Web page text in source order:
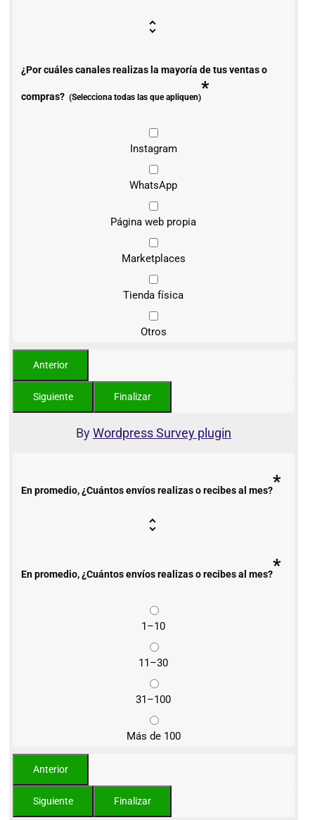
¿Por cuáles canales realizas la mayoría de tus ventas o
compras? (Selecciona todas las que apliquen)*
Instagram
WhatsApp
Página web propia
Marketplaces
Tienda física
Otros
ByWordpress Survey plugin
En promedio, ¿Cuántos envíos realizas o recibes al mes?*
En promedio, ¿Cuántos envíos realizas o recibes al mes?*
1–10
11–30
31–100
Más de 100